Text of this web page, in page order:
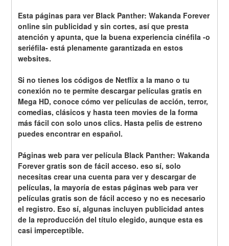
Esta páginas para ver Black Panther: Wakanda Forever
online sin publicidad y sin cortes, así que presta
atención y apunta, que la buena experiencia cinéfila -o
seriéfila- está plenamente garantizada en estos
websites.
Si no tienes los códigos de Netflix a la mano o tu
conexión no te permite descargar películas gratis en
Mega HD, conoce cómo ver películas de acción, terror,
comedias, clásicos y hasta teen movies de la forma
más fácil con solo unos clics. Hasta pelis de estreno
puedes encontrar en español.
Páginas web para ver película Black Panther: Wakanda
Forever gratis son de fácil acceso. eso sí, solo
necesitas crear una cuenta para ver y descargar de
películas, la mayoría de estas páginas web para ver
películas gratis son de fácil acceso y no es necesario
el registro. Eso sí, algunas incluyen publicidad antes
de la reproducción del título elegido, aunque esta es
casi imperceptible.